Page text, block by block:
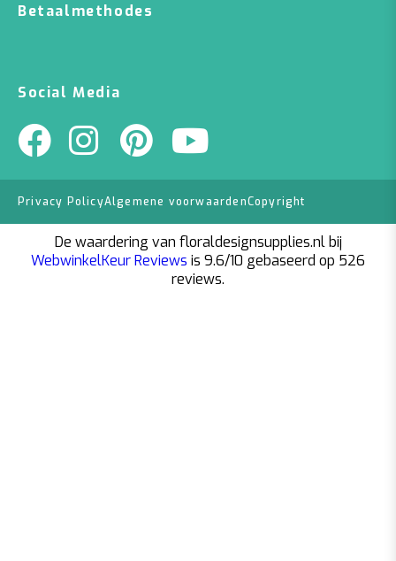
Betaalmethodes
Social Media
Privacy PolicyAlgemene voorwaardenCopyright
De waardering van floraldesignsupplies.nl bij
WebwinkelKeur Reviews is 9.6/10 gebaseerd op 526
reviews.